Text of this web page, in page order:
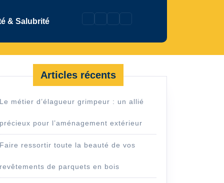
& Salubrité
Articles récents
Le métier d’élagueur grimpeur : un allié
précieux pour l’aménagement extérieur
Faire ressortir toute la beauté de vos
revêtements de parquets en bois